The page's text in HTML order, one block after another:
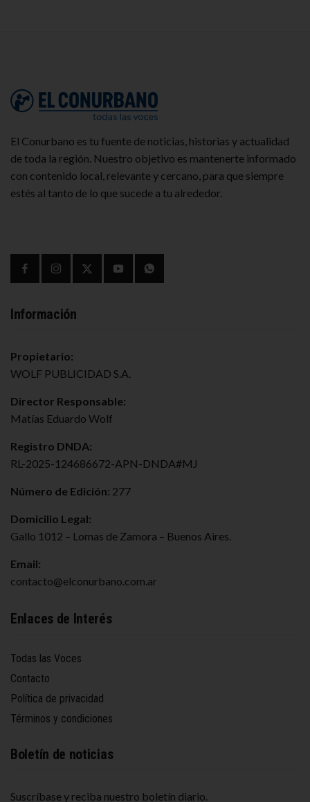
El Conurbano es tu fuente de noticias, historias y actualidad
de toda la región. Nuestro objetivo es mantenerte informado
con contenido local, relevante y cercano, para que siempre
estés al tanto de lo que sucede a tu alrededor.
Información
Propietario:
WOLF PUBLICIDAD S.A.
Director Responsable:
Matías Eduardo Wolf
Registro DNDA:
RL-2025-124686672-APN-DNDA#MJ
Número de Edición: 277
Domicilio Legal:
Gallo 1012 – Lomas de Zamora – Buenos Aires.
Email:
contacto@elconurbano.com.ar
Enlaces de Interés
Todas las Voces
Contacto
Política de privacidad
Términos y condiciones
Boletín de noticias
Suscríbase y reciba nuestro boletín diario.